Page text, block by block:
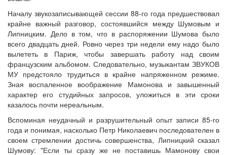
Началу звукозаписывающей сессии 88-го года предшествовал
крайне важный разговор, состоявшийся между Шумовым и
Липницким. Дело в том, что в распоряжении Шумова было
всего двадцать дней. Ровно через три недели ему надо было
вылететь в Париж, чтобы завершать работу над своим
французским альбомом. Следовательно, музыкантам ЗВУКОВ
МУ предстояло трудиться в крайне напряженном режиме.
Зная воспаленное воображение Мамонова и завышенный
характер его студийных запросов, уложиться в эти сроки
казалось почти нереальным.
Вспоминая неудачный и разрушительный опыт записи 85-го
года и понимая, насколько Петр Николаевич последователен в
своем стремлении достичь совершенства, Липницкий сказал
Шумову: "Если ты сразу же не поставишь Мамонову свои